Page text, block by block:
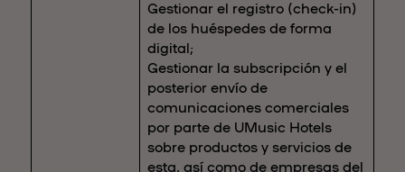
Gestionar el registro (check-in)
de los huéspedes de forma
digital;
Gestionar la subscripción y el
posterior envío de
comunicaciones comerciales
por parte de UMusic Hotels
sobre productos y servicios de
esta, así como de empresas del